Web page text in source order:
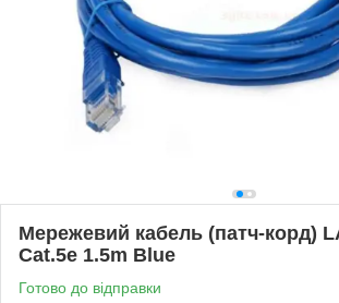
Мережевий кабель (патч-корд)
Cat.5e 1.5m Blue
Готово до відправки